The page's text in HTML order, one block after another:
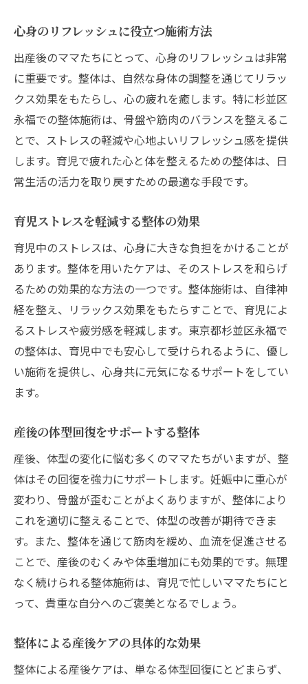
育児による肩こり・腰痛の改善法
整体で育児ストレスを軽減しよう
整体で育児の負担を軽減する方法
夜泣きに悩むママへの整体アドバイス
整体によるスムーズな育児環境づくり
整体を活用した心地よい日常を取り戻す方法
日常生活に整体を取り入れるタイミング
整体とセルフケアで心身の調和を図る
整体で自宅でもできるリフレッシュ法
心も体もリフレッシュする整体日常化の秘
訣
整体で幸福感を高める暮らしの工夫
産後ケアにおける整体の重要性とその効果
産後特有の体の悩みに整体が効く理由
専門家による整体施術の重要性
産後ケアとしての整体のポジション
整体で未来の健康をつくる基盤
整体で産後の心身をリフレッシュする秘訣
心地よい整体施術で心を解放する
整体で心身のデトックスを促進
産後のメンタルヘルスをサポートする整体
整体と心のリフレッシュの関係
整体で生き生きした日々を取り戻す
心身のリフレッシュに役立つ施術方法
出産後のママたちにとって、心身のリフレッシュは非常
に重要です。整体は、自然な身体の調整を通じてリラッ
クス効果をもたらし、心の疲れを癒します。特に杉並区
永福での整体施術は、骨盤や筋肉のバランスを整えるこ
とで、ストレスの軽減や心地よいリフレッシュ感を提供
します。育児で疲れた心と体を整えるための整体は、日
常生活の活力を取り戻すための最適な手段です。
育児ストレスを軽減する整体の効果
育児中のストレスは、心身に大きな負担をかけることが
あります。整体を用いたケアは、そのストレスを和らげ
るための効果的な方法の一つです。整体施術は、自律神
経を整え、リラックス効果をもたらすことで、育児によ
るストレスや疲労感を軽減します。東京都杉並区永福で
の整体は、育児中でも安心して受けられるように、優し
い施術を提供し、心身共に元気になるサポートをしてい
ます。
産後の体型回復をサポートする整体
産後、体型の変化に悩む多くのママたちがいますが、整
体はその回復を強力にサポートします。妊娠中に重心が
変わり、骨盤が歪むことがよくありますが、整体により
これを適切に整えることで、体型の改善が期待できま
す。また、整体を通じて筋肉を緩め、血流を促進させる
ことで、産後のむくみや体重増加にも効果的です。無理
なく続けられる整体施術は、育児で忙しいママたちにと
って、貴重な自分へのご褒美となるでしょう。
整体による産後ケアの具体的な効果
整体による産後ケアは、単なる体型回復にとどまらず、